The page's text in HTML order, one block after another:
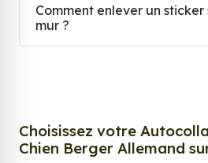
Comment enlever un sticker
mur ?
Choisissez votre
Chien Berger Allemand